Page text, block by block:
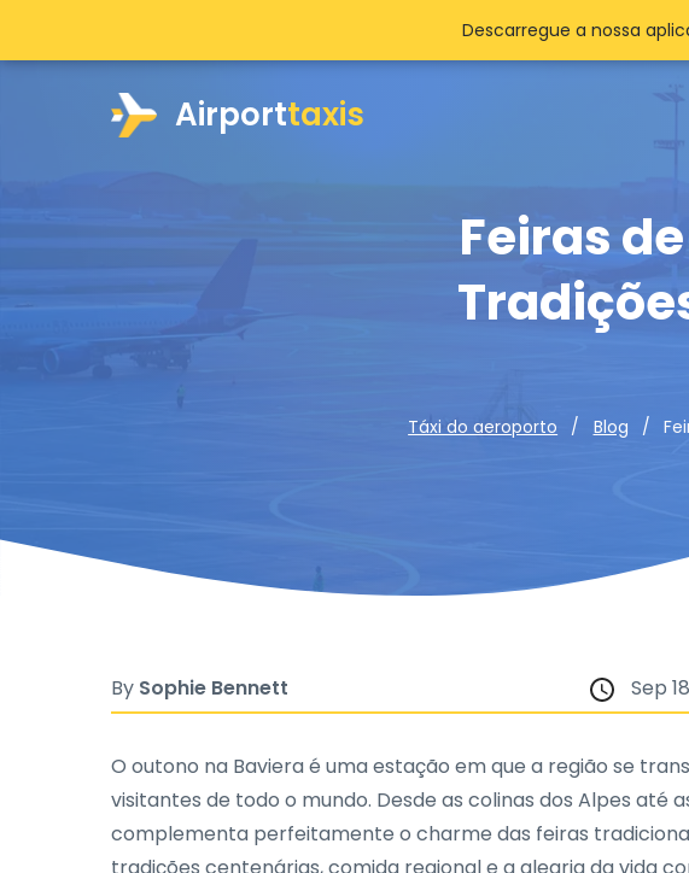
Airporttaxis
Feiras
Táxi do aeroporto Blog
Descarregue a nossa
By Sophie Bennett Sep
O outono na Baviera é uma estação em que a região se
visitantes de todo o mundo. Desde as colinas dos Alpes até
complementa perfeitamente o charme das feiras